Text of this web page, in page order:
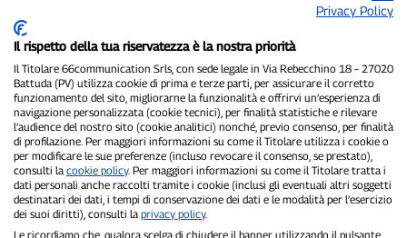
P300.it è una Testata Giornalistica indipendente
Registrazione numero 1/2021 del 1/2/2021 - Tribunale di Pavia
Proprietario ed editore:66communication Srls- P.IVA
02798890188
Direttore Responsabile:Alessandro Secchi- Vicedirettore:Federico
Benedusi
Privacy Policy-Cookie Policy
Privacy Policy
Il rispetto della tua riservatezza è la nostra priorità
Il Titolare 66communication Srls, con sede legale in Via Rebecchino 18 – 27020
Battuda (PV) utilizza cookie di prima e terze parti, per assicurare il corretto
funzionamento del sito, migliorarne la funzionalità e offrirvi un’esperienza di
navigazione personalizzata (cookie tecnici), per finalità statistiche e rilevare
l’audience del nostro sito (cookie analitici) nonché, previo consenso, per finalità
di profilazione. Per maggiori informazioni su come il Titolare utilizza i cookie o
per modificare le sue preferenze (incluso revocare il consenso, se prestato),
consulti la cookie policy. Per maggiori informazioni su come il Titolare tratta i
dati personali anche raccolti tramite i cookie (inclusi gli eventuali altri soggetti
destinatari dei dati, i tempi di conservazione dei dati e le modalità per l’esercizio
dei suoi diritti), consulti la privacy policy.
Le ricordiamo che, qualora scelga di chiudere il banner utilizzando il pulsante